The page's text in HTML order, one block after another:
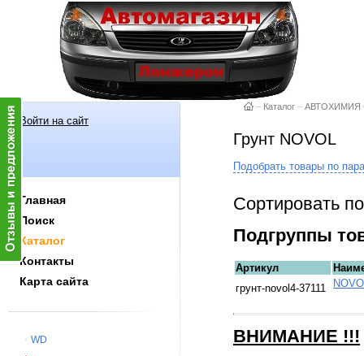
Войти на сайт
Главная
Поиск
Каталог
Контакты
Карта сайта
WD
– Каталог – АВТОХИМИЯ
Грунт NOVOL
Подобрать товары по
Сортировать
Подгруппы
Артикул
грунт-novol4-37111
ВНИМАНИЕ !!!